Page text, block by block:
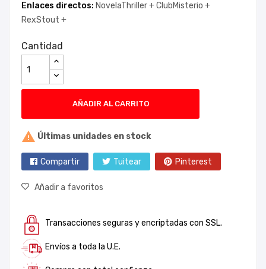
Enlaces directos: NovelaThriller +ClubMisterio +
RexStout +
Cantidad
AÑADIR AL CARRITO
 Últimas unidades en stock
Compartir Tuitear Pinterest
Añadir a favoritos
Transacciones seguras y encriptadas con SSL.
Envíos a toda la U.E.